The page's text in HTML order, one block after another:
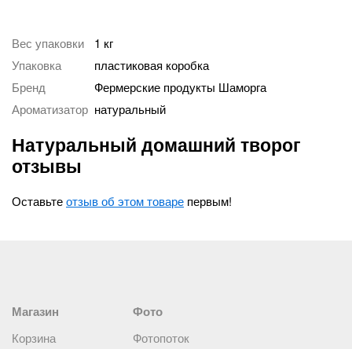
Вес упаковки
1 кг
Упаковка
пластиковая коробка
Бренд
Фермерские продукты Шаморга
Ароматизатор натуральный
Натуральный домашний творог
отзывы
Оставьтеотзыв об этом товаре первым!
Магазин
Корзина
Фото
Фотопоток